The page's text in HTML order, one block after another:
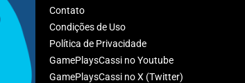
Contato
Condições de Uso
Política de Privacidade
GamePlaysCassi no Youtube
GamePlaysCassi no X (Twitter)